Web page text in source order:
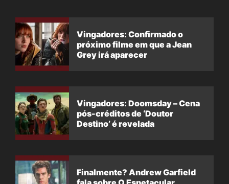
Vingadores: Confirmado o
próximo filme em que a Jean
Grey irá aparecer
Vingadores: Doomsday – Cena
pós-créditos de ‘Doutor
Destino’ é revelada
Finalmente? Andrew Garfield